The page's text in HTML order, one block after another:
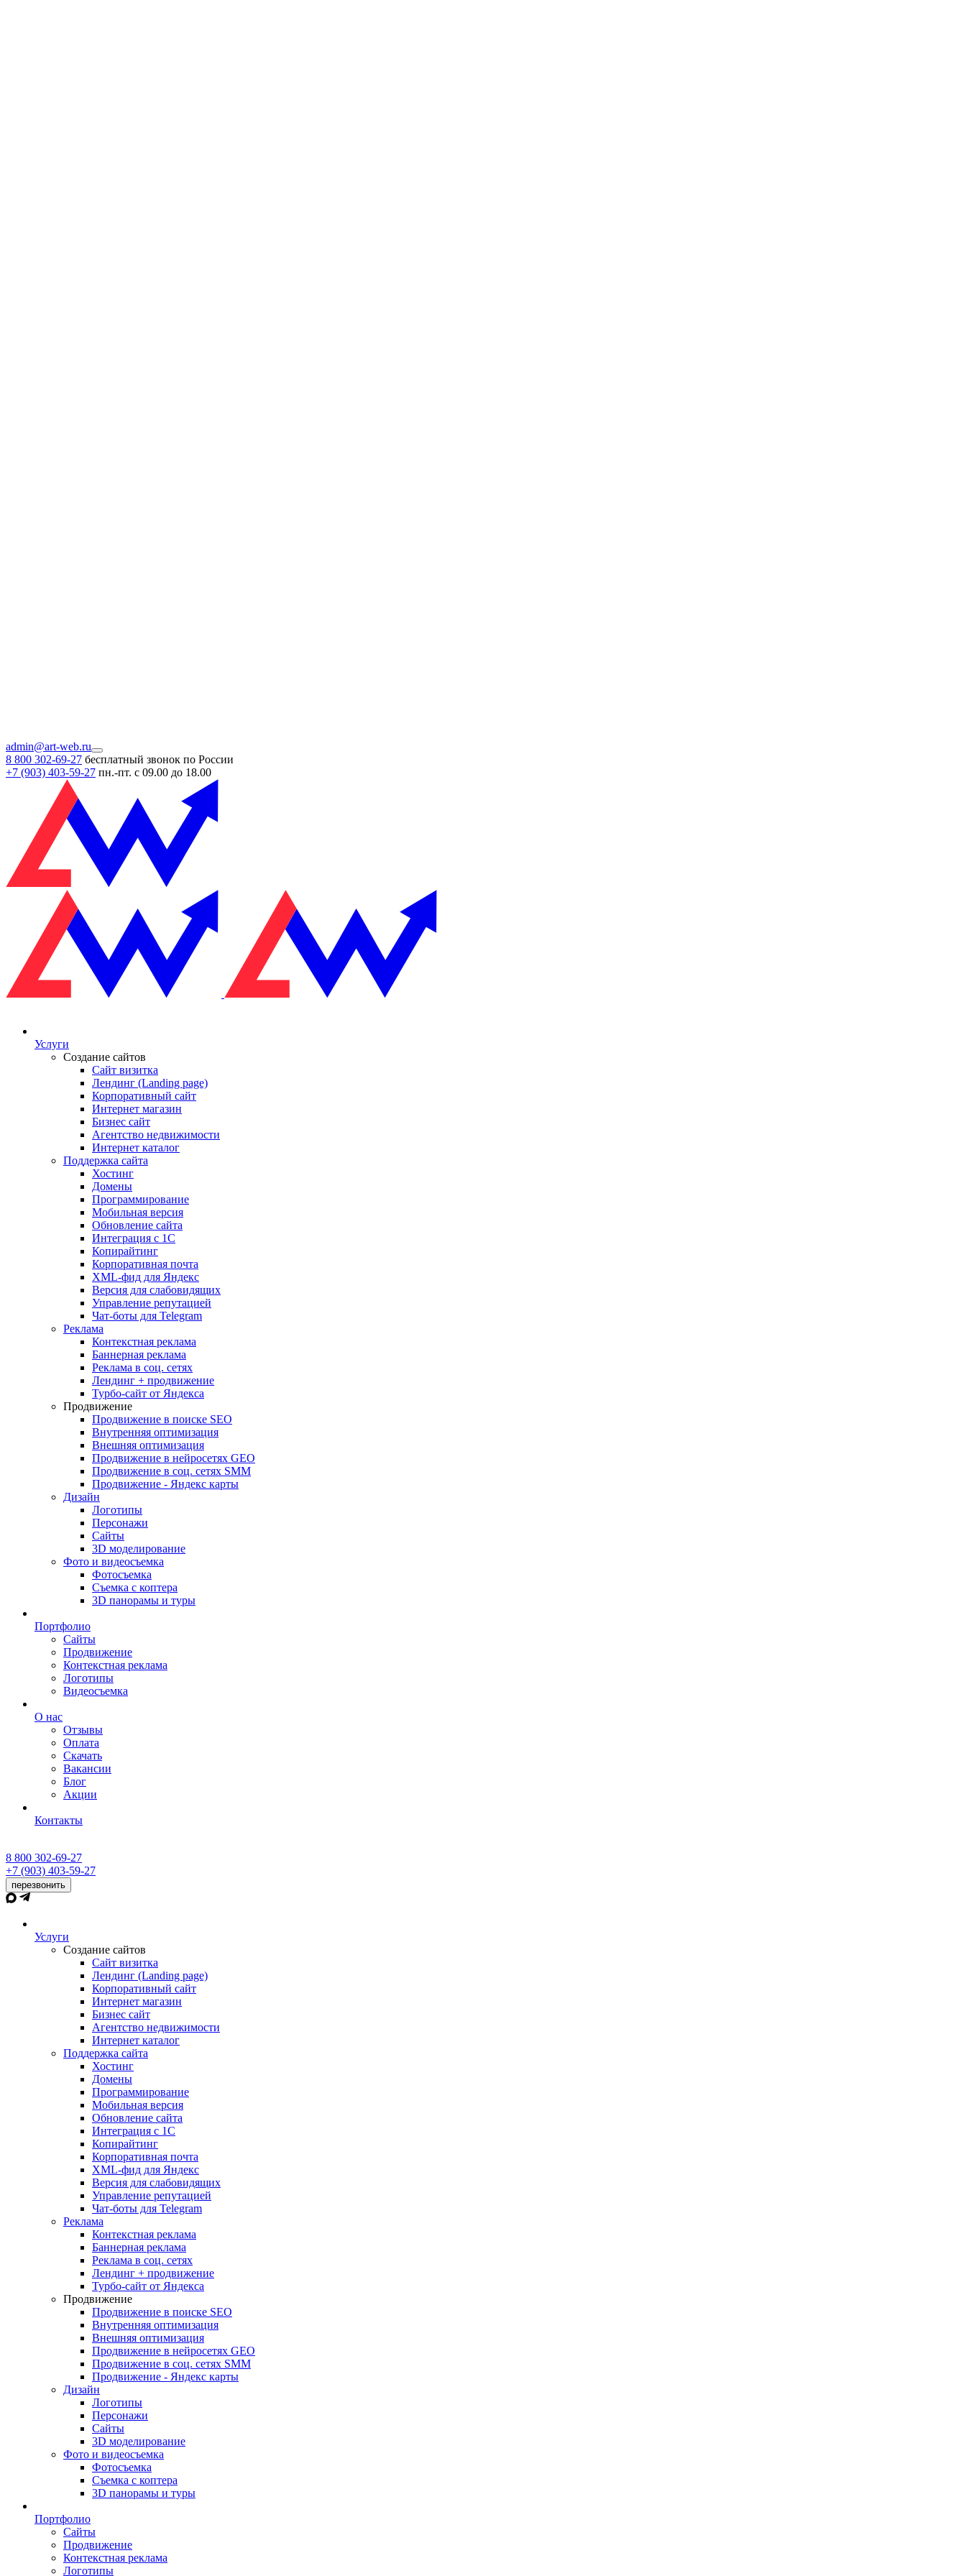
admin@art-web.ru
8 800 302-69-27 бесплатный звонок по России
+7 (903) 403-59-27 пн.-пт. с 09.00 до 18.00
Услуги
Создание сайтов
Сайт визитка
Лендинг (Landing page)
Корпоративный сайт
Интернет магазин
Бизнес сайт
Агентство недвижимости
Интернет каталог
Поддержка сайта
Хостинг
Домены
Программирование
Мобильная версия
Обновление сайта
Интеграция с 1С
Копирайтинг
Корпоративная почта
XML-фид для Яндекс
Версия для слабовидящих
Управление репутацией
Чат-боты для Telegram
Реклама
Контекстная реклама
Баннерная реклама
Реклама в соц. сетях
Лендинг + продвижение
Турбо-сайт от Яндекса
Продвижение
Продвижение в поиске SEO
Внутренняя оптимизация
Внешняя оптимизация
Продвижение в нейросетях GEO
Продвижение в соц. сетях SMM
Продвижение - Яндекс карты
Дизайн
Логотипы
Персонажи
Сайты
3D моделирование
Фото и видеосъемка
Фотосъемка
Съемка с коптера
3D панорамы и туры
Портфолио
Сайты
Продвижение
Контекстная реклама
Логотипы
Видеосъемка
О нас
Отзывы
Оплата
Скачать
Вакансии
Блог
Акции
Контакты
8 800 302-69-27
+7 (903) 403-59-27
перезвонить
Услуги
Создание сайтов
Сайт визитка
Лендинг (Landing page)
Корпоративный сайт
Интернет магазин
Бизнес сайт
Агентство недвижимости
Интернет каталог
Поддержка сайта
Хостинг
Домены
Программирование
Мобильная версия
Обновление сайта
Интеграция с 1С
Копирайтинг
Корпоративная почта
XML-фид для Яндекс
Версия для слабовидящих
Управление репутацией
Чат-боты для Telegram
Реклама
Контекстная реклама
Баннерная реклама
Реклама в соц. сетях
Лендинг + продвижение
Турбо-сайт от Яндекса
Продвижение
Продвижение в поиске SEO
Внутренняя оптимизация
Внешняя оптимизация
Продвижение в нейросетях GEO
Продвижение в соц. сетях SMM
Продвижение - Яндекс карты
Дизайн
Логотипы
Персонажи
Сайты
3D моделирование
Фото и видеосъемка
Фотосъемка
Съемка с коптера
3D панорамы и туры
Портфолио
Сайты
Продвижение
Контекстная реклама
Логотипы